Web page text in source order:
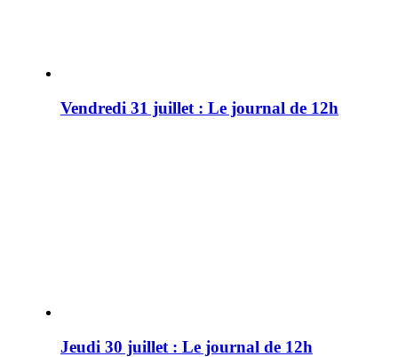
Vendredi 31 juillet : Le journal de 12h
Jeudi 30 juillet : Le journal de 12h